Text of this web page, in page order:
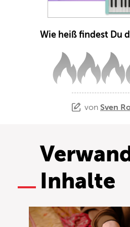
Wie heiß findest Du
von Sven
Inhalte